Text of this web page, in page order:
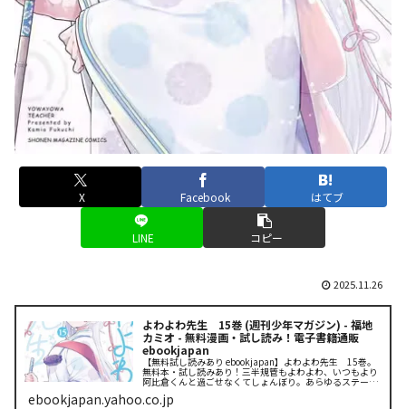
X Facebook はてブ
LINE コピー
2025.11.26
よわよわ先生 15巻 (週刊少年マガジン) - 福地
カミオ - 無料漫画・試し読み！電子書籍通販
ebookjapan
【無料試し読みあり ebookjapan】よわよわ先生 15巻。
無料本・試し読みあり！三半規管もよわよわ、いつもより
阿比倉くんと過ごせなくてしょんぼり。あらゆるステータ
スが最弱の『よわよわ先生』こと鶸村ひより先生。いざ、
修学旅行で広島へ！ ...
ebookjapan.yahoo.co.jp